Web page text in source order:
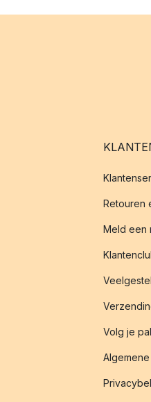
Retouren
Meld een
Volg je